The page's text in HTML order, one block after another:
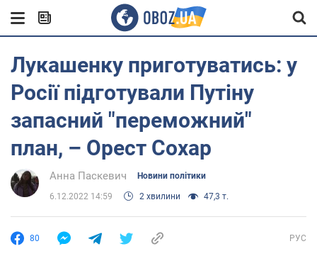
Лукашенку приготуватись: у
Росії підготували Путіну
запасний "переможний"
план, – Орест Сохар
Анна Паскевич Новини політики
6.12.2022 14:59 2 хвилини 47,3 т.
80 РУС